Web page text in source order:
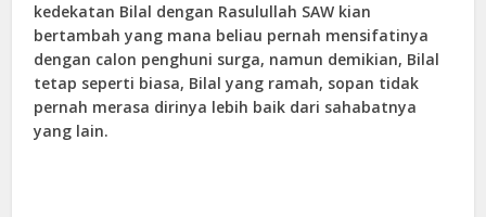
kedekatan Bilal dengan Rasulullah SAW kian
bertambah yang mana beliau pernah mensifatinya
dengan calon penghuni surga, namun demikian, Bilal
tetap seperti biasa, Bilal yang ramah, sopan tidak
pernah merasa dirinya lebih baik dari sahabatnya
yang lain.